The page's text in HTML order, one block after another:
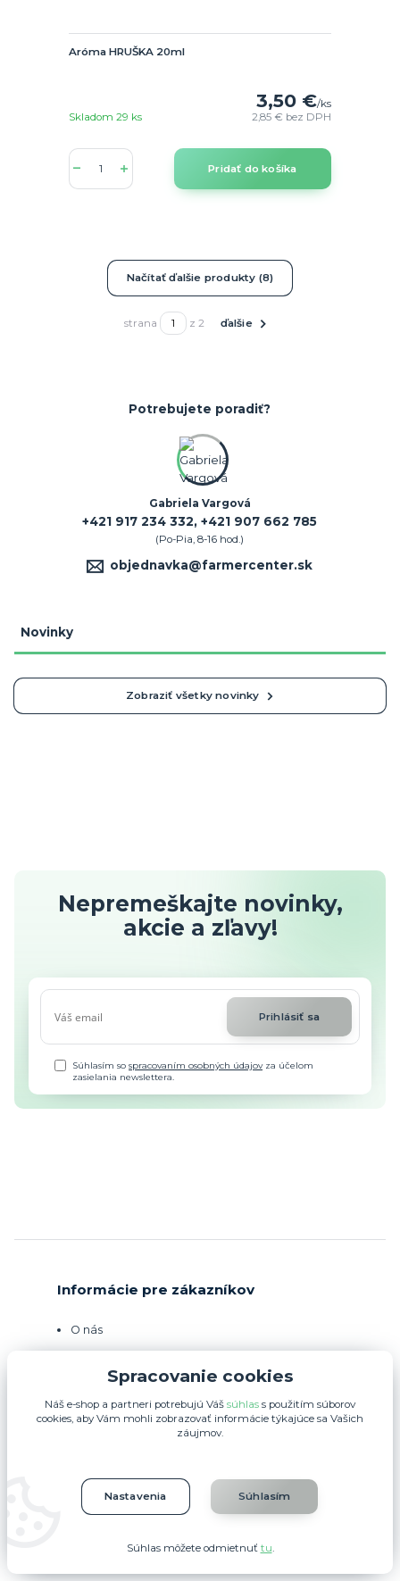
Aróma HRUŠKA 20ml
3,50 €/ks
2,85 € bez DPH
Skladom 29 ks
Pridať do košíka
Načítať ďalšie produkty (8)
strana z 2 ďalšie
Potrebujete poradiť?
Gabriela Vargová
+421 917 234 332, +421 907 662 785
(Po-Pia, 8-16 hod.)
objednavka@farmercenter.sk
Novinky
Zobraziť všetky novinky
Nepremeškajte novinky,
akcie a zľavy!
Prihlásiť sa
Súhlasím sospracovaním osobných údajovza účelom
zasielania newslettera.
Informácie pre zákazníkov
O nás
Spracovanie cookies
Náš e-shop a partneri potrebujú Váš súhlas s použitím súborov
cookies, aby Vám mohli zobrazovať informácie týkajúce sa Vašich
záujmov.
Nastavenia Súhlasím
Súhlas môžete odmietnuť tu.